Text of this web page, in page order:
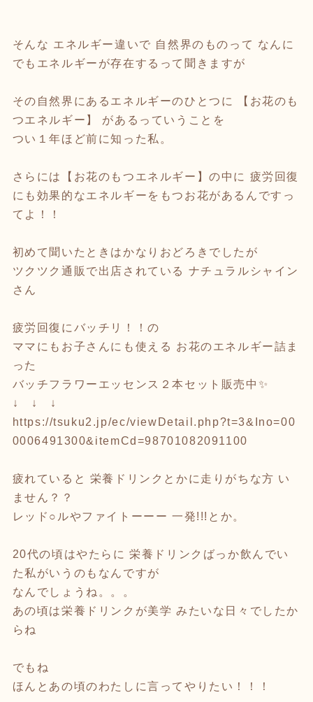
そんな エネルギー違いで 自然界のものって なんに
でもエネルギーが存在するって聞きますが
その自然界にあるエネルギーのひとつに 【お花のも
つエネルギー】 があるっていうことを
つい１年ほど前に知った私。
さらには【お花のもつエネルギー】の中に 疲労回復
にも効果的なエネルギーをもつお花があるんですっ
てよ！！
初めて聞いたときはかなりおどろきでしたが
ツクツク通販で出店されている ナチュラルシャイン
さん
疲労回復にバッチリ！！の
ママにもお子さんにも使える お花のエネルギー詰ま
った
バッチフラワーエッセンス２本セット販売中✨
↓ ↓ ↓
https://tsuku2.jp/ec/viewDetail.php?t=3&Ino=00
0006491300&itemCd=98701082091100
疲れていると 栄養ドリンクとかに走りがちな方 い
ません？？
レッド○ルやファイトーーー 一発!!!とか。
20代の頃はやたらに 栄養ドリンクばっか飲んでい
た私がいうのもなんですが
なんでしょうね。。。
あの頃は栄養ドリンクが美学 みたいな日々でしたか
らね
でもね
ほんとあの頃のわたしに言ってやりたい！！！